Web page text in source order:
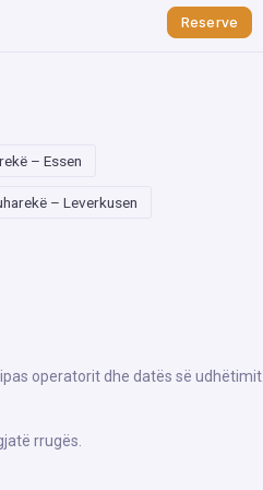
Reserve
– Essen
– Leverkusen
operatorit dhe datës së udhëtimit.
rrugës.